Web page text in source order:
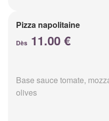
Pizza napolitaine
Dès 11.00 €
Base sauce tomate,
olives